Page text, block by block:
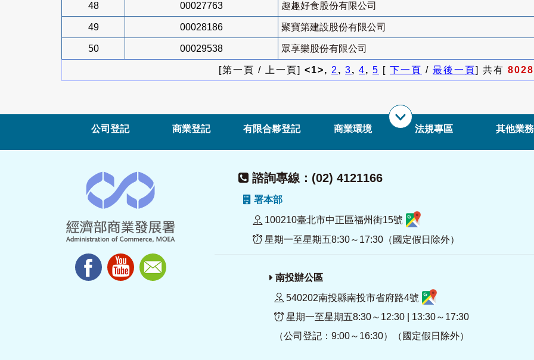
48 00027763 趣趣好食股份有限公司
49 00028186 聚寶第建設股份有限公司
50 00029538 眾享樂股份有限公司
[第一頁 / 上一頁] <1>, 2, 3, 4, 5 [ 下一頁 / 最後一頁] 共有 8028
公司登記 商業登記 有限合夥登記 商業環境 法規專區 其他業務
諮詢專線：(02) 4121166
署本部
100210臺北市中正區福州街15號
星期一至星期五8:30～17:30（國定假日除外）
南投辦公區
540202南投縣南投市省府路4號
星期一至星期五8:30～12:30 | 13:30～17:30
（公司登記：9:00～16:30）（國定假日除外）